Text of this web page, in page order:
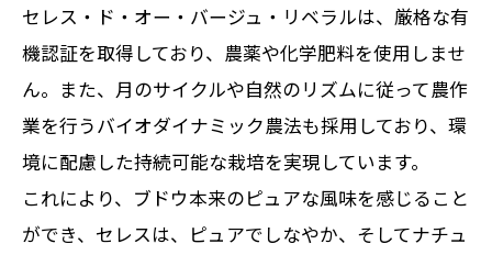
セレス・ド・オー・バージュ・リベラルは、厳格な有
機認証を取得しており、農薬や化学肥料を使用しませ
ん。また、月のサイクルや自然のリズムに従って農作
業を行うバイオダイナミック農法も採用しており、環
境に配慮した持続可能な栽培を実現しています。
これにより、ブドウ本来のピュアな風味を感じること
ができ、セレスは、ピュアでしなやか、そしてナチュ